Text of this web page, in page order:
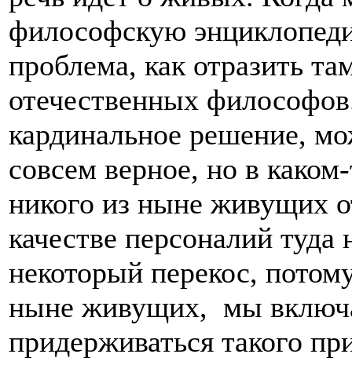
философскую
проблема, как отразить
отечественных
кардинальное решение,
совсем верное, но в
никого из ныне живущих
качестве персоналий
некоторый перекос,
ныне живущих, мы
придерживаться такого